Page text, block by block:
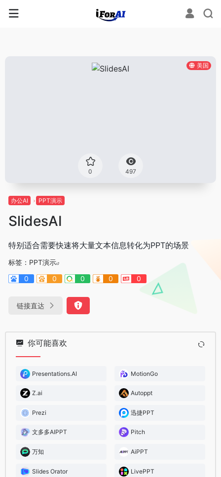
美国
0 497
办公AI PPT演示
SlidesAI
特别适合需要快速将大量文本信息转化为PPT的场景
标签： PPT演示
0
0 0 0 0
链接直达
你可能喜欢
Presentations.AI MotionGo
Z.ai Autoppt
Prezi 迅捷PPT
文多多AIPPT Pitch
万知 AiPPT
Slides Orator LivePPT